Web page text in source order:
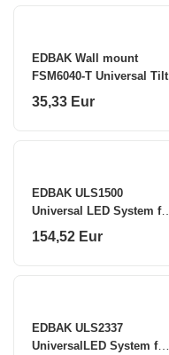
EDBAK Wall mount
FSM6040-T Universal Tilt
35,33 Eur
EDBAK ULS1500
Universal LED System for
1 cabinet 500mm Black
154,52 Eur
EDBAK ULS2337
UniversalLED System for